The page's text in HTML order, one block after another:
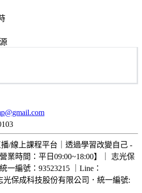
/線上課程平台｜透過學習改變自己 -
業時間：平日09:00~18:00】｜ 志光保
一編號：93523215 ｜Line：
光保成科技股份有限公司 ． 統一編號: